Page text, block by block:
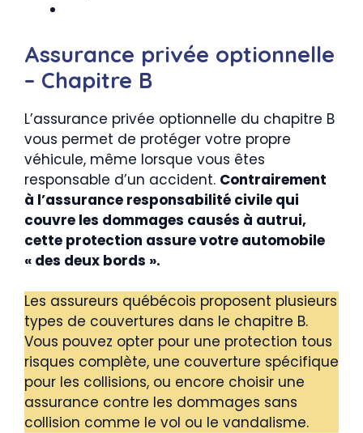
Assurance privée optionnelle
– Chapitre B
L’assurance privée optionnelle du chapitre B
vous permet de protéger votre propre
véhicule, même lorsque vous êtes
responsable d’un accident. Contrairement
à l’assurance responsabilité civile qui
couvre les dommages causés à autrui,
cette protection assure votre automobile
« des deux bords ».
Les assureurs québécois proposent plusieurs
types de couvertures dans le chapitre B.
Vous pouvez opter pour une protection tous
risques complète, une couverture spécifique
pour les collisions, ou encore choisir une
assurance contre les dommages sans
collision comme le vol ou le vandalisme.